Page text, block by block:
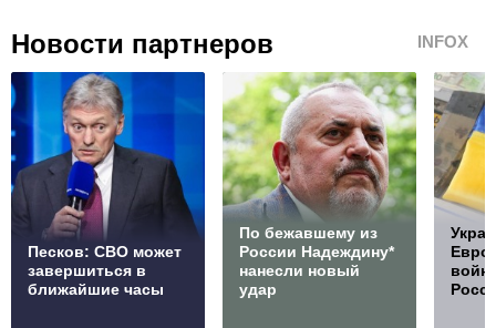
Новости партнеров INFOX
Песков: СВО может
завершиться в
ближайшие часы
По бежавшему из
России Надеждину*
нанесли новый
удар